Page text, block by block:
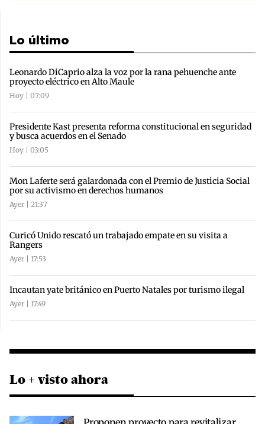
Lo último
Leonardo DiCaprio alza la voz por la rana pehuenche ante
proyecto eléctrico en Alto Maule
Hoy | 07:09
Presidente Kast presenta reforma constitucional en seguridad
y busca acuerdos en el Senado
Hoy | 03:05
Mon Laferte será galardonada con el Premio de Justicia Social
por su activismo en derechos humanos
Ayer | 21:37
Curicó Unido rescató un trabajado empate en su visita a
Rangers
Ayer | 17:53
Incautan yate británico en Puerto Natales por turismo ilegal
Ayer | 17:49
Lo + visto ahora